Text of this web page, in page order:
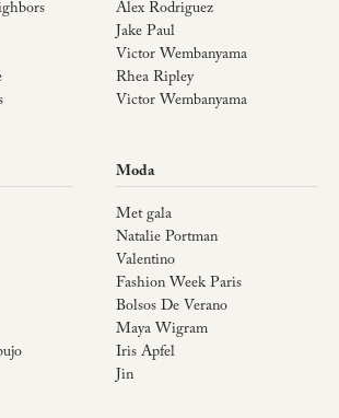
Alex Rodriguez
Jake Paul
Victor Wembanyama
Rhea Ripley
Victor Wembanyama
Moda
Met gala
Natalie Portman
Valentino
Fashion Week Paris
Bolsos De Verano
Maya Wigram
Iris Apfel
Jin